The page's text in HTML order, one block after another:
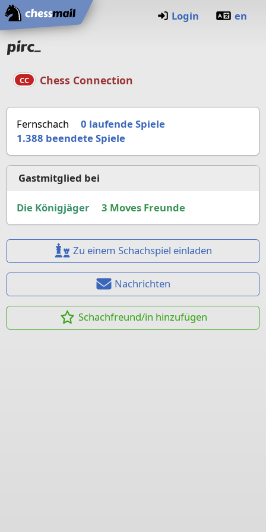
Startseite
Login en
pirc_
CC Chess Connection
Fernschach
0 laufende Spiele
1.388 beendete Spiele
Gastmitglied bei
Die Königjäger 3 Moves Freunde
Zu einem Schachspiel einladen
Nachrichten
Schachfreund/in hinzufügen